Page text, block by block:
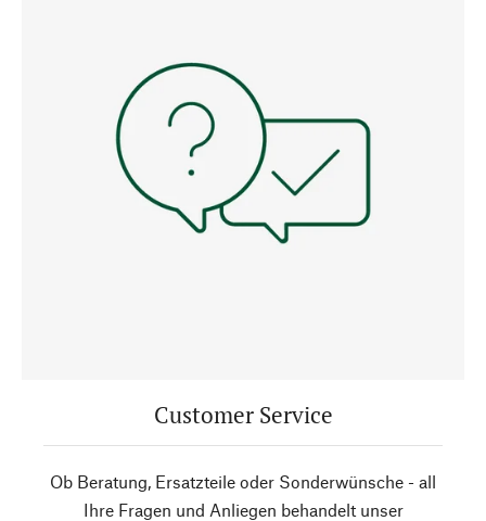
Customer Service
Ob Beratung, Ersatzteile oder Sonderwünsche - all
Ihre Fragen und Anliegen behandelt unser